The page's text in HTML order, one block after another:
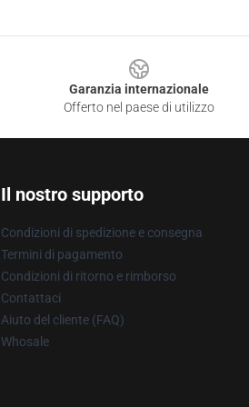
Garanzia internazionale
Offerto nel paese di utilizzo
Il nostro supporto
Condizioni di spedizione e consegna
Termini di pagamento
Condizioni di ritorno e rimborso
Contattaci
Aiuto del cliente (FAQ)
Whosale